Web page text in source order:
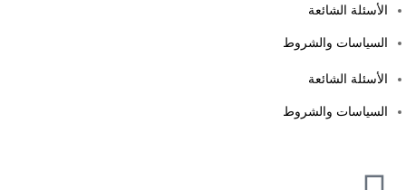
الأسئلة الشائعة
السياسات والشروط
الأسئلة الشائعة
السياسات والشروط